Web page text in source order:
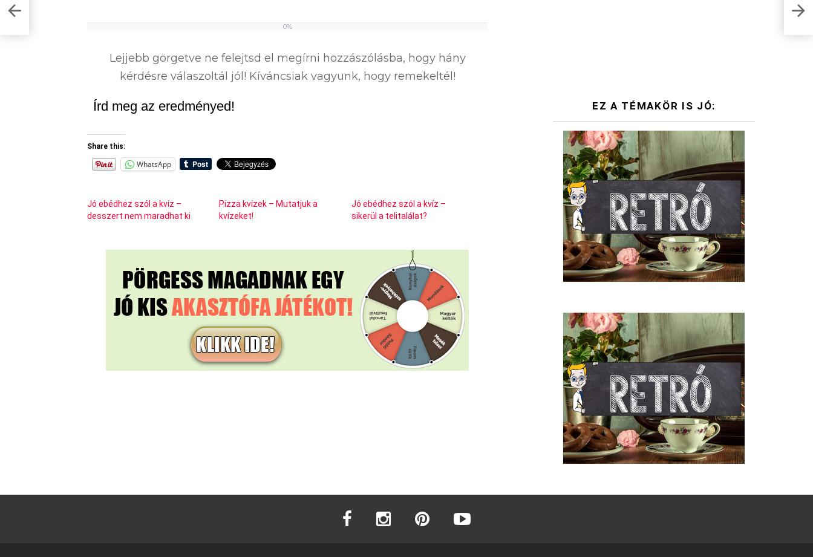
0%
Lejjebb görgetve ne felejtsd el megírni hozzászólásba, hogy hány
kérdésre válaszoltál jól! Kíváncsiak vagyunk, hogy remekeltél!
Írd meg az eredményed!
Share this:
WhatsApp
Jó ebédhez szól a kvíz –
desszert nem maradhat ki
Pizza kvízek – Mutatjuk a
kvízeket!
Jó ebédhez szól a kvíz –
sikerül a telitalálat?
EZ A TÉMAKÖR IS JÓ:
facebook instagram